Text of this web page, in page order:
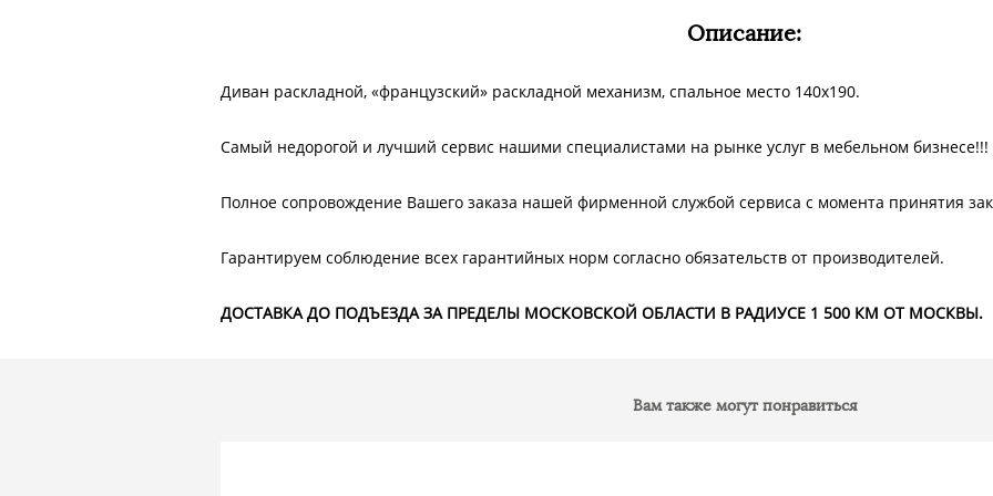
Описание:
Диван раскладной, «французский» раскладной механизм, спальное место 140х190.
Самый недорогой и лучший сервис нашими специалистами на рынке услуг в мебельном бизнесе!!!
Полное сопровождение Вашего заказа нашей фирменной службой сервиса с момента принятия
Гарантируем соблюдение всех гарантийных норм согласно обязательств от производителей.
ДОСТАВКА ДО ПОДЪЕЗДА ЗА ПРЕДЕЛЫ МОСКОВСКОЙ ОБЛАСТИ В РАДИУСЕ 1 500 КМ ОТ МОСКВЫ.
Вам также могут понравиться